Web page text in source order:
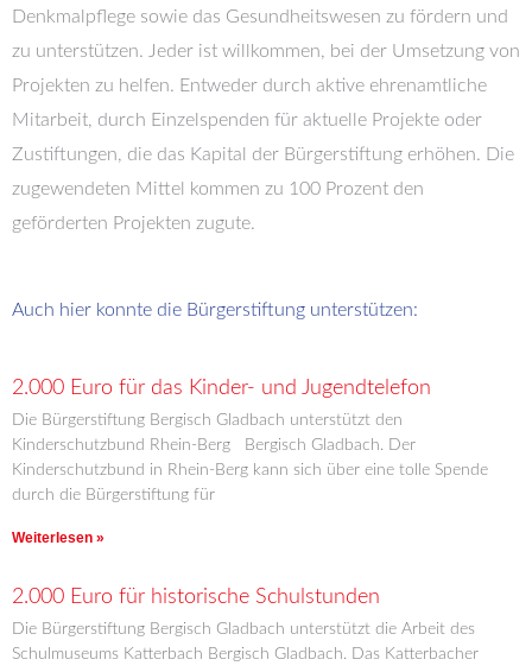
Denkmalpflege sowie das Gesundheitswesen zu fördern und
zu unterstützen. Jeder ist willkommen, bei der Umsetzung von
Projekten zu helfen. Entweder durch aktive ehrenamtliche
Mitarbeit, durch Einzelspenden für aktuelle Projekte oder
Zustiftungen, die das Kapital der Bürgerstiftung erhöhen. Die
zugewendeten Mittel kommen zu 100 Prozent den
geförderten Projekten zugute.
Auch hier konnte die Bürgerstiftung unterstützen:
2.000 Euro für das Kinder- und Jugendtelefon
Die Bürgerstiftung Bergisch Gladbach unterstützt den
Kinderschutzbund Rhein-Berg Bergisch Gladbach. Der
Kinderschutzbund in Rhein-Berg kann sich über eine tolle Spende
durch die Bürgerstiftung für
Weiterlesen »
2.000 Euro für historische Schulstunden
Die Bürgerstiftung Bergisch Gladbach unterstützt die Arbeit des
Schulmuseums Katterbach Bergisch Gladbach. Das Katterbacher